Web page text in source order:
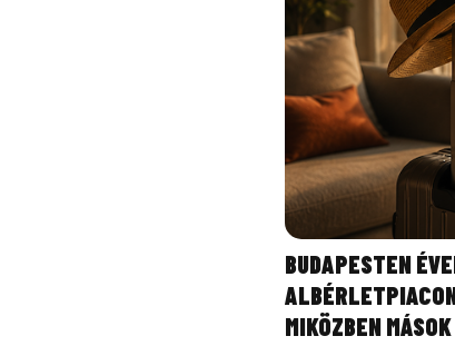
BUDAPESTEN
MIKÖZBEN